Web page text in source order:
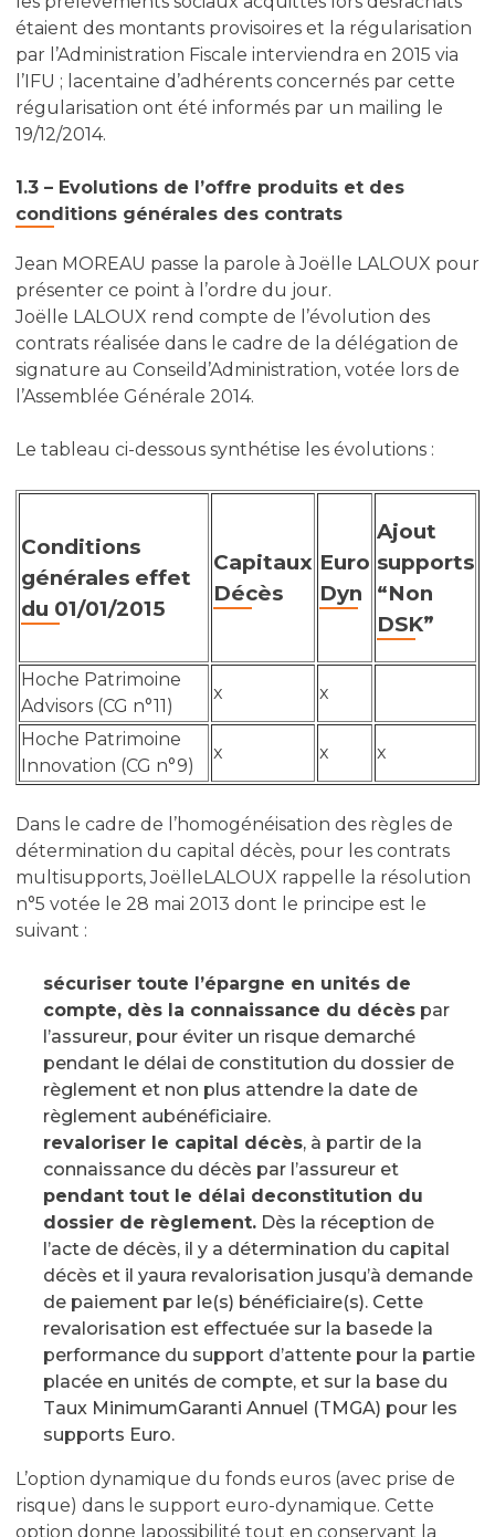
étaient des montants provisoires et la régularisation
par l’Administration Fiscale interviendra en 2015 via
l’IFU ; lacentaine d’adhérents concernés par cette
régularisation ont été informés par un mailing le
19/12/2014.
1.3 – Evolutions de l’offre produits et des
conditions générales des contrats
Jean MOREAU passe la parole à Joëlle LALOUX pour
présenter ce point à l’ordre du jour.
Joëlle LALOUX rend compte de l’évolution des
contrats réalisée dans le cadre de la délégation de
signature au Conseild’Administration, votée lors de
l’Assemblée Générale 2014.
Le tableau ci-dessous synthétise les évolutions :
Conditions
générales effet
du 01/01/2015
Capitaux
Décès
Euro
Dyn
Ajout
supports
“Non
DSK”
Hoche Patrimoine
Advisors (CG n°11)
x x
Hoche Patrimoine
Innovation (CG n°9)
x x x
Dans le cadre de l’homogénéisation des règles de
détermination du capital décès, pour les contrats
multisupports, JoëlleLALOUX rappelle la résolution
n°5 votée le 28 mai 2013 dont le principe est le
suivant :
sécuriser toute l’épargne en unités de
compte, dès la connaissance du décès par
l’assureur, pour éviter un risque demarché
pendant le délai de constitution du dossier de
règlement et non plus attendre la date de
règlement aubénéficiaire.
revaloriser le capital décès, à partir de la
connaissance du décès par l’assureur et
pendant tout le délai deconstitution du
dossier de règlement. Dès la réception de
l’acte de décès, il y a détermination du capital
décès et il yaura revalorisation jusqu’à demande
de paiement par le(s) bénéficiaire(s). Cette
revalorisation est effectuée sur la basede la
performance du support d’attente pour la partie
placée en unités de compte, et sur la base du
Taux MinimumGaranti Annuel (TMGA) pour les
supports Euro.
L’option dynamique du fonds euros (avec prise de
risque) dans le support euro-dynamique. Cette
option donne lapossibilité tout en conservant la